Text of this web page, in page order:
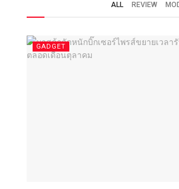
ALL REVIEW
GADGET